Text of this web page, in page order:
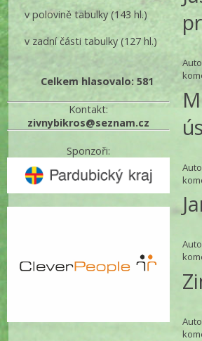
v polovině tabulky(143 hl.)
v zadní části tabulky (127 hl.)
Celkem hlasovalo: 581
Kontakt:
zivnybikros@seznam.cz
Sponzoři: